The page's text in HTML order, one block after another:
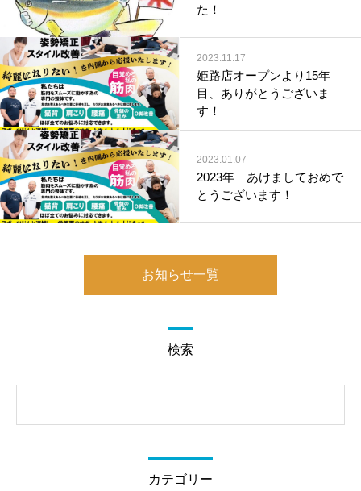
た！
2023.11.17
姫路店オープンより15年
目、ありがとうございま
す！
2023.01.07
2023年 あけましておめで
とうございます！
お知らせ一覧
検索
カテゴリー